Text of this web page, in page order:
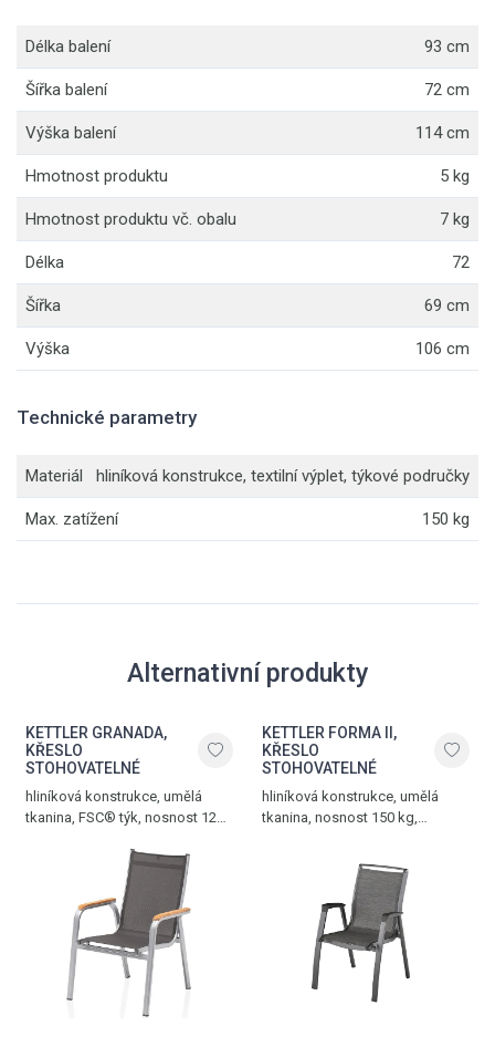
Délka balení 93 cm
Šířka balení 72 cm
Výška balení 114 cm
Hmotnost produktu 5 kg
Hmotnost produktu vč. obalu 7 kg
Délka 72
Šířka 69 cm
Výška 106 cm
Technické parametry
Materiál hliníková konstrukce, textilní výplet, týkové područky
Max. zatížení 150 kg
Alternativní produkty
KETTLER GRANADA,
KŘESLO
STOHOVATELNÉ
hliníková konstrukce, umělá
tkanina, FSC® týk, nosnost 120
KETTLER FORMA II,
KŘESLO
STOHOVATELNÉ
hliníková konstrukce, umělá
tkanina, nosnost 150 kg,